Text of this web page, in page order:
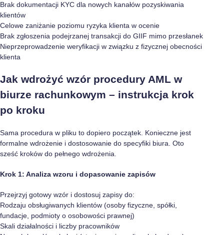
Brak dokumentacji KYC dla nowych kanałów pozyskiwania
klientów
Celowe zaniżanie poziomu ryzyka klienta w ocenie
Brak zgłoszenia podejrzanej transakcji do GIIF mimo przesłanek
Nieprzeprowadzenie weryfikacji w związku z fizycznej obecności
klienta
Jak wdrożyć wzór procedury AML w
biurze rachunkowym – instrukcja krok
po kroku
Sama procedura w pliku to dopiero początek. Konieczne jest
formalne wdrożenie i dostosowanie do specyfiki biura. Oto
sześć kroków do pełnego wdrożenia.
Krok 1: Analiza wzoru i dopasowanie zapisów
Przejrzyj gotowy wzór i dostosuj zapisy do:
Rodzaju obsługiwanych klientów (osoby fizyczne, spółki,
fundacje, podmioty o osobowości prawnej)
Skali działalności i liczby pracowników